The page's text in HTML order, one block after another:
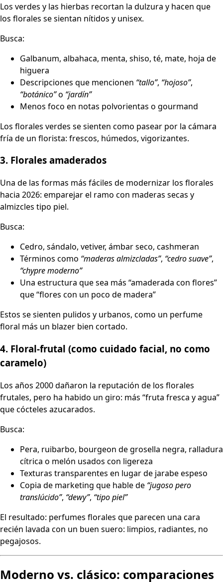
Los verdes y las hierbas recortan la dulzura y hacen que
los florales se sientan nítidos y unisex.
Busca:
Galbanum, albahaca, menta, shiso, té, mate, hoja de
higuera
Descripciones que mencionen “tallo”, “hojoso”,
“botánico”o “jardín”
Menos foco en notas polvorientas o gourmand
Los florales verdes se sienten como pasear por la cámara
fría de un florista: frescos, húmedos, vigorizantes.
3. Florales amaderados
Una de las formas más fáciles de modernizar los florales
hacia 2026: emparejar el ramo con maderas secas y
almizcles tipo piel.
Busca:
Cedro, sándalo, vetiver, ámbar seco, cashmeran
Términos como “maderas almizcladas”, “cedro suave”,
“chypre moderno”
Una estructura que sea más “amaderada con flores”
que “flores con un poco de madera”
Estos se sienten pulidos y urbanos, como un perfume
floral más un blazer bien cortado.
4. Floral-frutal (como cuidado facial, no como
caramelo)
Los años 2000 dañaron la reputación de los florales
frutales, pero ha habido un giro: más “fruta fresca y agua”
que cócteles azucarados.
Busca:
Pera, ruibarbo, bourgeon de grosella negra, ralladura
cítrica o melón usados con ligereza
Texturas transparentes en lugar de jarabe espeso
Copia de marketing que hable de “jugoso pero
translúcido”, “dewy”, “tipo piel”
El resultado: perfumes florales que parecen una cara
recién lavada con un buen suero: limpios, radiantes, no
pegajosos.
Moderno vs. clásico: comparaciones